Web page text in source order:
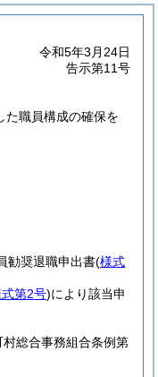
令和5年3月24日
告示第11号
た職員構成の確保を
勧奨退職申出書(様式
第2号)により該当申
総合事務組合条例第